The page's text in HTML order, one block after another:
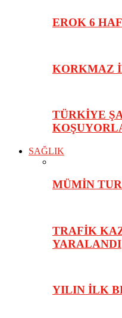
EROK 6
KORKMAZ
TÜRKİYE
SAĞLIK
MÜMİN
TRAFİK
YARALANDI
YILIN İLK